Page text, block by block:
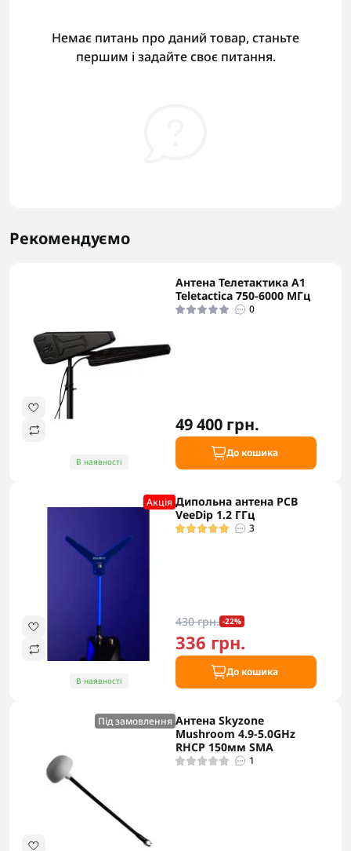
Немає питань про даний товар, станьте
першим і задайте своє питання.
Рекомендуємо
В наявності
Антена Телетактика А1
Teletactica 750-6000 МГц
0
49 400 грн.
До кошика
Акцiя
В наявності
Дипольна антена PCB
VeeDip 1.2 ГГц
3
430 грн. -22%
336 грн.
До кошика
Під замовлення Антена Skyzone
Mushroom 4.9-5.0GHz
RHCP 150мм SMA
1